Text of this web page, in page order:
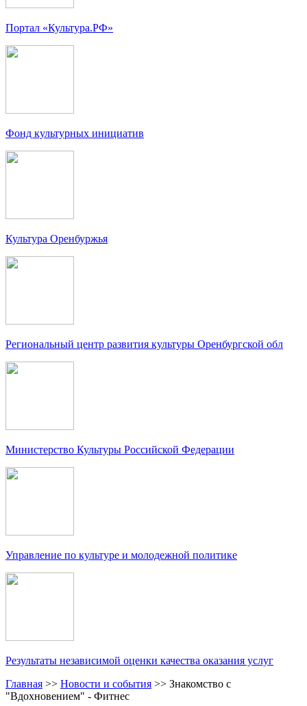
Портал «Культура.РФ»
Фонд культурных инициатив
Культура Оренбуржья
Региональный центр развития культуры Оренбургской обл
Министерство Культуры Российской Федерации
Управление по культуре и молодежной политике
Результаты независимой оценки качества оказания услуг
Главная >> Новости и события >> Знакомство с
"Вдохновением" - Фитнес